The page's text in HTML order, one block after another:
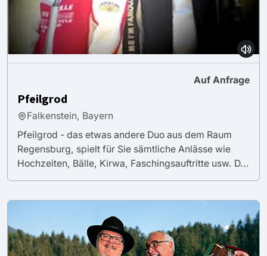
Auf Anfrage
Pfeilgrod
Falkenstein, Bayern
Pfeilgrod - das etwas andere Duo aus dem Raum
Regensburg, spielt für Sie sämtliche Anlässe wie
Hochzeiten, Bälle, Kirwa, Faschingsauftritte usw. D...